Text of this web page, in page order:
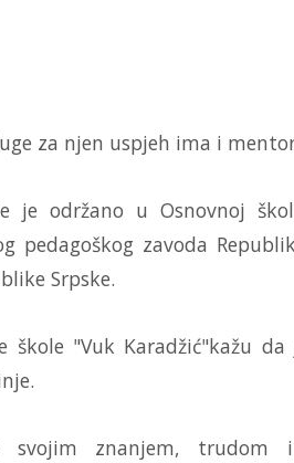
za njen uspjeh ima i
je održano u Osnovnoj
pedagoškog zavoda
Srpske.
škole "Vuk Karadžić"kažu
svojim znanjem, trudom